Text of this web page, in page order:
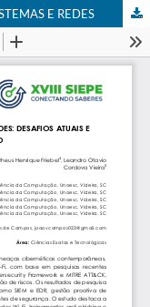
E REDES